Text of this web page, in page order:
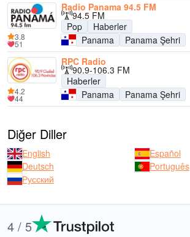
Radio Panama 94.5 FM
94.5 FM
Pop
Haberler
Panama
Panama Şehri
3.8
51
RPC Radio
90.9-106.3 FM
Haberler
Panama
Panama Şehri
4.2
44
Diğer Diller
English
Español
Deutsch
Português
Русский
4 / 5